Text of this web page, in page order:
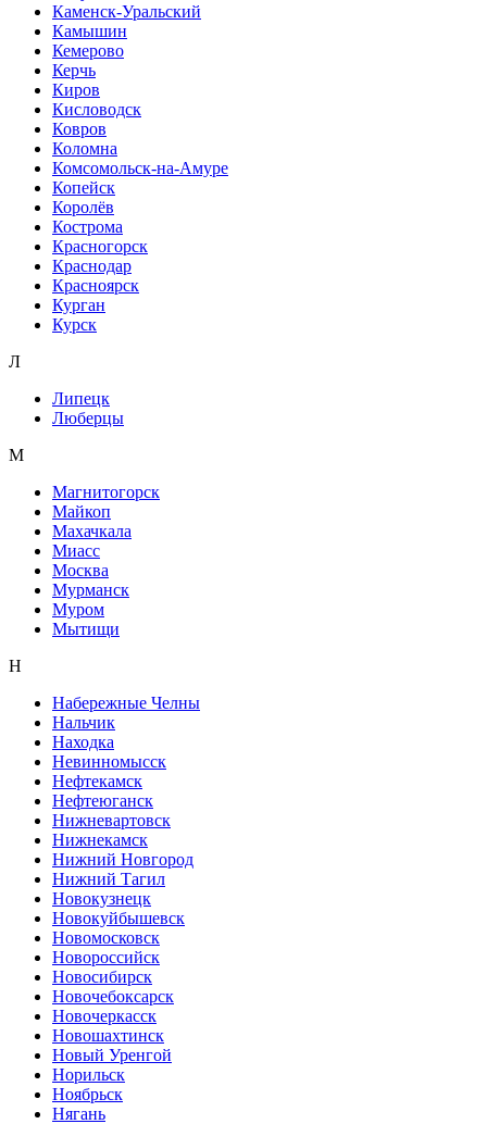
Каменск-Уральский
Камышин
Кемерово
Керчь
Киров
Кисловодск
Ковров
Коломна
Комсомольск-на-Амуре
Копейск
Королёв
Кострома
Красногорск
Краснодар
Красноярск
Курган
Курск
Л
Липецк
Люберцы
М
Магнитогорск
Майкоп
Махачкала
Миасс
Москва
Мурманск
Муром
Мытищи
Н
Набережные Челны
Нальчик
Находка
Невинномысск
Нефтекамск
Нефтеюганск
Нижневартовск
Нижнекамск
Нижний Новгород
Нижний Тагил
Новокузнецк
Новокуйбышевск
Новомосковск
Новороссийск
Новосибирск
Новочебоксарск
Новочеркасск
Новошахтинск
Новый Уренгой
Норильск
Ноябрьск
Нягань